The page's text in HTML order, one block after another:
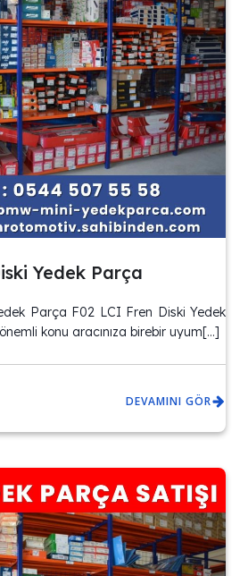
Yedek Parça
Parça F02 LCI Fren Diski Yedek
konu aracınıza birebir uyum[…]
DEVAMINI GÖR